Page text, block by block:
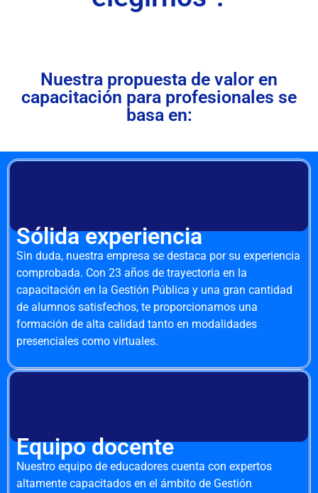
Nuestra propuesta de valor en
capacitación para profesionales se
basa en:
Sólida experiencia
Sin duda, nuestra empresa se destaca por su experiencia
comprobada. Con 23 años de trayectoria en la
capacitación en la Gestión Pública y una gran cantidad
de alumnos satisfechos, te proporcionamos una
formación de alta calidad tanto en modalidades
presenciales como virtuales.
Equipo docente
Nuestro equipo de educadores cuenta con expertos
altamente capacitados en el ámbito de Gestión